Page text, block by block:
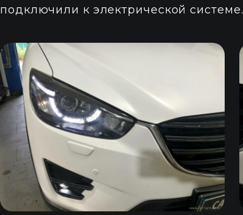
подключили к электрической системе.